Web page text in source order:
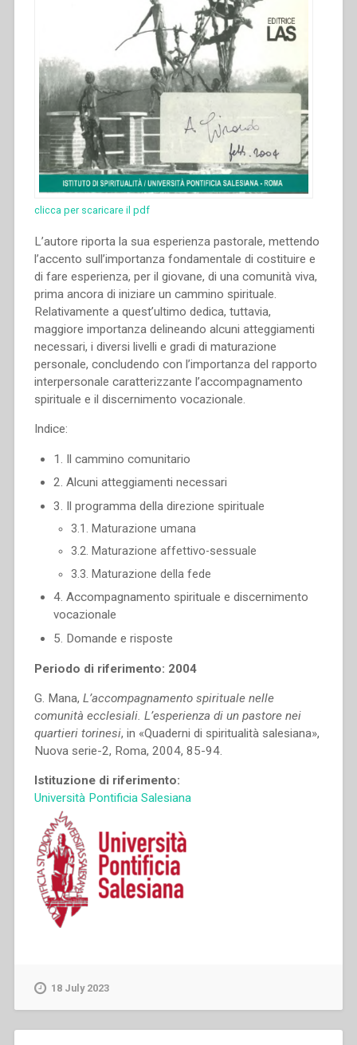
clicca per scaricare il pdf
L’autore riporta la sua esperienza pastorale, mettendo
l’accento sull’importanza fondamentale di costituire e
di fare esperienza, per il giovane, di una comunità viva,
prima ancora di iniziare un cammino spirituale.
Relativamente a quest’ultimo dedica, tuttavia,
maggiore importanza delineando alcuni atteggiamenti
necessari, i diversi livelli e gradi di maturazione
personale, concludendo con l’importanza del rapporto
interpersonale caratterizzante l’accompagnamento
spirituale e il discernimento vocazionale.
Indice:
1. Il cammino comunitario
2. Alcuni atteggiamenti necessari
3. Il programma della direzione spirituale
3.1. Maturazione umana
3.2. Maturazione affettivo-sessuale
3.3. Maturazione della fede
4. Accompagnamento spirituale e discernimento
vocazionale
5. Domande e risposte
Periodo di riferimento: 2004
G. Mana, L’accompagnamento spirituale nelle
comunità ecclesiali. L’esperienza di un pastore nei
quartieri torinesi, in «Quaderni di spiritualità salesiana»,
Nuova serie-2, Roma, 2004, 85-94.
Istituzione di riferimento:
Università Pontificia Salesiana
18 July 2023